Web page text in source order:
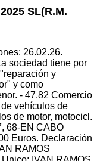
SL(R.M.
26.02.26.
sociedad tiene por
y
y como
- 47.82 Comercio
vehículos de
de motor, motocicl.
68-EN CABO
Euros. Declaración
RAMOS